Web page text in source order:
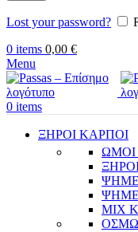
Lost your password?
0 items 0,00 €
Menu
0 items
ΞΗΡΟΙ ΚΑΡΠΟΙ
ΩΜΟΙ
MIX